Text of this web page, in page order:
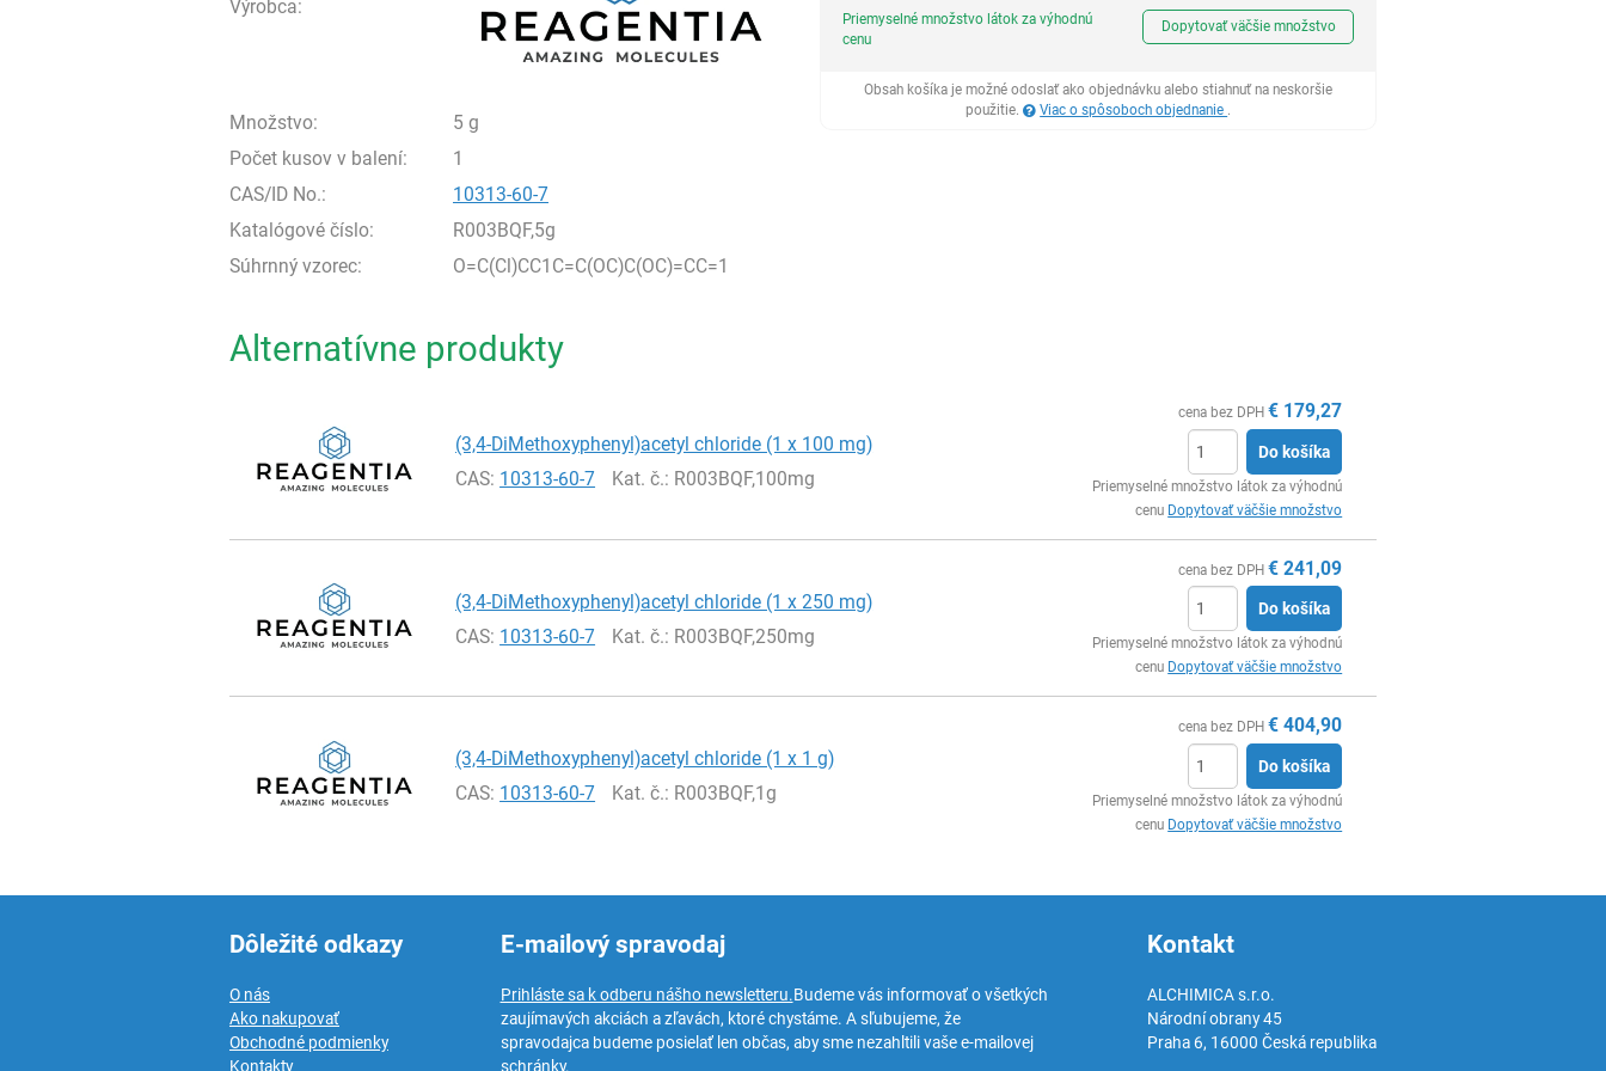
Výrobca:
Množstvo:
5 g
Počet kusov v balení:
1
CAS/ID No.:
10313-60-7
Katalógové číslo:
R003BQF,5g
Súhrnný vzorec:
O=C(Cl)CC1C=C(OC)C(OC)=CC=1
Ks
Priemyselné množstvo látok za výhodnú
cenu
Dopytovať väčšie množstvo
Obsah košíka je možné odoslať ako objednávku alebo stiahnuť na neskoršie
použitie.
Viac o spôsoboch objednanie .
Alternatívne produkty
(3,4-DiMethoxyphenyl)acetyl chloride (1 x 100 mg)
CAS: 10313-60-7 Kat. č.: R003BQF,100mg
cena bez DPH € 179,27
Do košíka
Priemyselné množstvo látok za výhodnú
cenu Dopytovať väčšie množstvo
(3,4-DiMethoxyphenyl)acetyl chloride (1 x 250 mg)
CAS: 10313-60-7 Kat. č.: R003BQF,250mg
cena bez DPH € 241,09
Do košíka
Priemyselné množstvo látok za výhodnú
cenu Dopytovať väčšie množstvo
(3,4-DiMethoxyphenyl)acetyl chloride (1 x 1 g)
CAS: 10313-60-7 Kat. č.: R003BQF,1g
cena bez DPH € 404,90
Do košíka
Priemyselné množstvo látok za výhodnú
cenu Dopytovať väčšie množstvo
Dôležité odkazy
O nás
Ako nakupovať
Obchodné podmienky
Kontakty
E-mailový spravodaj
Prihláste sa k odberu nášho newsletteru.Budeme vás informovať o všetkých
zaujímavých akciách a zľavách, ktoré chystáme. A sľubujeme, že
spravodajca budeme posielať len občas, aby sme nezahltili vaše e-mailovej
schránky.
Kontakt
ALCHIMICA s.r.o.
Národní obrany 45
Praha 6, 16000 Česká republika